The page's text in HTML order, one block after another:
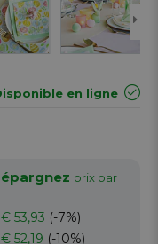
en ligne
prix par
€ 53,93 (-7%)
€ 52,19 (-10%)